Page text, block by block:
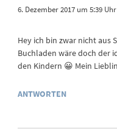
6. Dezember 2017 um 5:39 Uhr
Hey ich bin zwar nicht aus
Buchladen wäre doch der
den Kindern 😀 Mein
ANTWORTEN